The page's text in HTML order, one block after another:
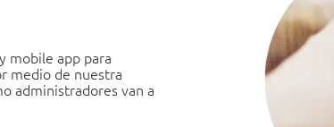
mobile app para
medio de nuestra
administradores van a